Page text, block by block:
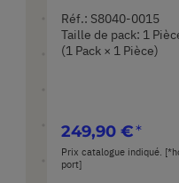
GuardOne®
Réf.: S8040-0015
Taille de pack: 1
(1 Pack × 1 Pièce)
249,90 €
Prix catalogue indiqué.
port]